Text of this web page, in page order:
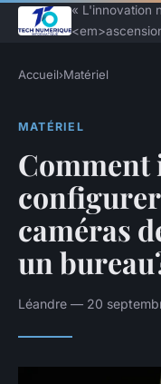
« L'innovation
Accueil›Matériel
MATÉRIEL
caméras
un
Léandre — 20